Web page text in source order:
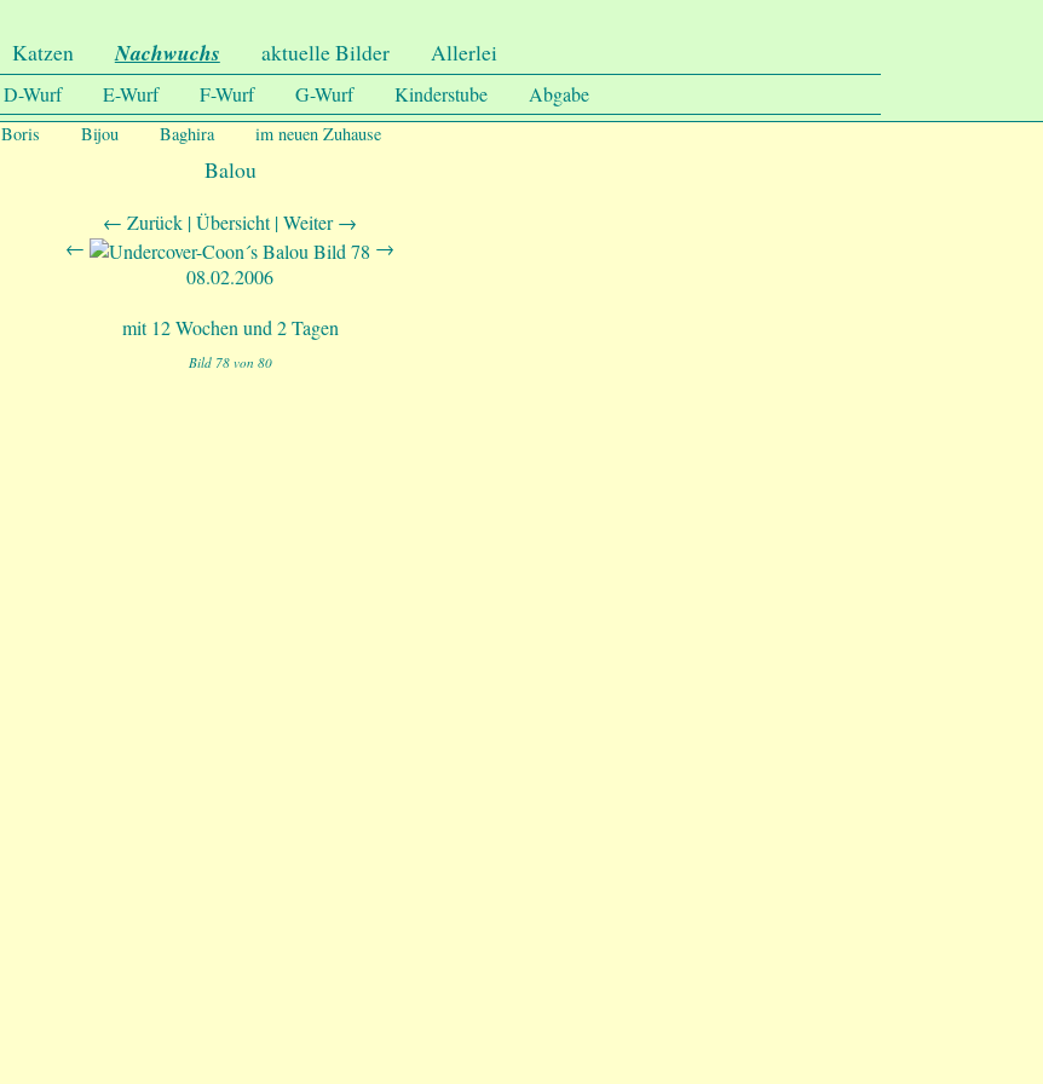
Katzen Nachwuchs aktuelle Bilder Allerlei
D-Wurf E-Wurf F-Wurf G-Wurf Kinderstube
Abgabe
Boris Bijou Baghira im neuen Zuhause
Balou
← Zurück |Übersicht | Weiter →
←
→
08.02.2006
mit 12 Wochen und 2 Tagen
Bild 78 von 80